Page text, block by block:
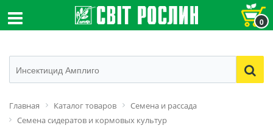
0
Главная Каталог товаров
Семена и рассада
Семена сидератов и кормовых культур